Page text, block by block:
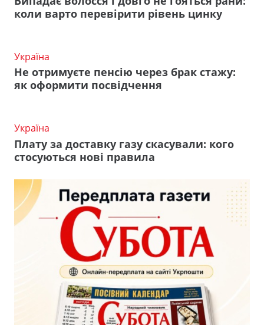
коли варто перевірити рівень цинку
Україна
Не отримуєте пенсію через брак стажу:
як оформити посвідчення
Україна
Плату за доставку газу скасували: кого
стосуються нові правила